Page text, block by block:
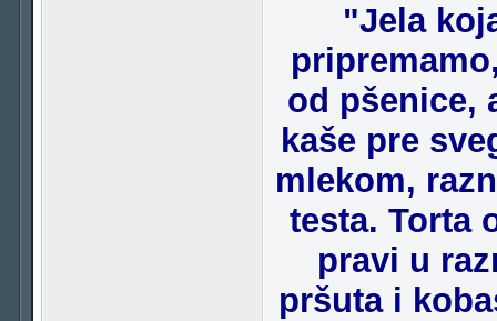
"Jela
od pšenice,
kaše pre
mlekom,
testa. Torta
pravi u
pršuta i